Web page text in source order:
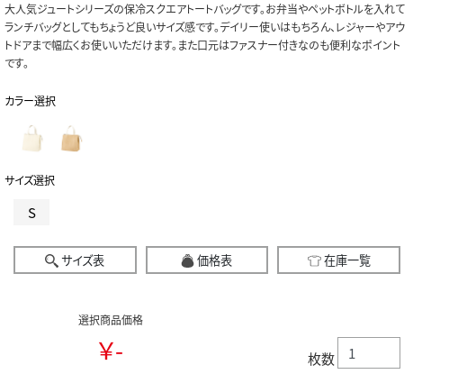
大人気ジュートシリーズの保冷スクエアトートバッグです。お弁当やペットボトルを入れて
ランチバッグとしてもちょうど良いサイズ感です。デイリー使いはもちろん、レジャーやアウ
トドアまで幅広くお使いいただけます。また口元はファスナー付きなのも便利なポイント
です。
カラー選択
サイズ選択
S
サイズ表 価格表 在庫一覧
選択商品価格
￥- 枚数